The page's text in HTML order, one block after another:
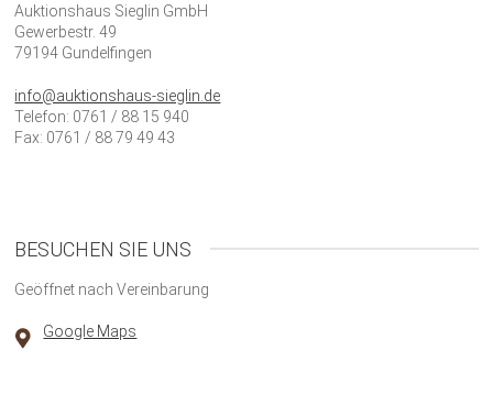
Auktionshaus Sieglin GmbH
Gewerbestr. 49
79194 Gundelfingen
info@auktionshaus-sieglin.de
Telefon: 0761 / 88 15 940
Fax: 0761 / 88 79 49 43
BESUCHEN SIE UNS
Geöffnet nach Vereinbarung
Google Maps